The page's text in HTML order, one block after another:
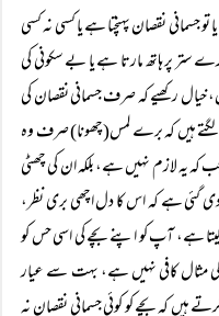
نقصان پہنچتا ہے یا کسی نہ کسی
پر ہاتھ مارتا ہے یا بے سکونی کی
رکھیے کہ صرف جسمانی نقصان کی
لگتے ہیں کہ برے لمس(چھونا) صرف وہ
یہ لازم نہیں ہے، بلکہ ان کی چھٹی
دی گئی ہے کہ اس کا دل اچھی بری نظر،
ہے، آپ کو اپنے بچے کی اسی حس کو
کی مثال کافی نہیں ہے، بہت سے عیار
ہیں کہ بچے کو کوئی جسمانی نقصان نہ